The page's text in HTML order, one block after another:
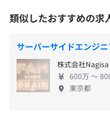
フォール、アジャイ
約あり
り）
・札幌市電（環状線）
・札幌市営地下鉄 東
・札幌市営地下鉄南
・週休2日（土・日）
・夏季休暇
・年末年始休暇
・有給休暇
・慶弔休暇
・出産・育児休暇 ※
支援しています。
類似したおすすめの求
サーバーサイドエンジ
株式会社Nagisa
600万 〜
東京都